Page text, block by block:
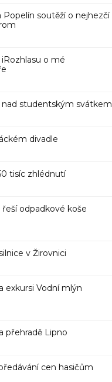
Popelín soutěží o nejhezčí
o mé
nad studentským svátkem
divadle
tisíc zhlédnutí
řeší odpadkové koše
v Žirovnici
exkursi Vodní mlýn
přehradě Lipno
cen hasičům